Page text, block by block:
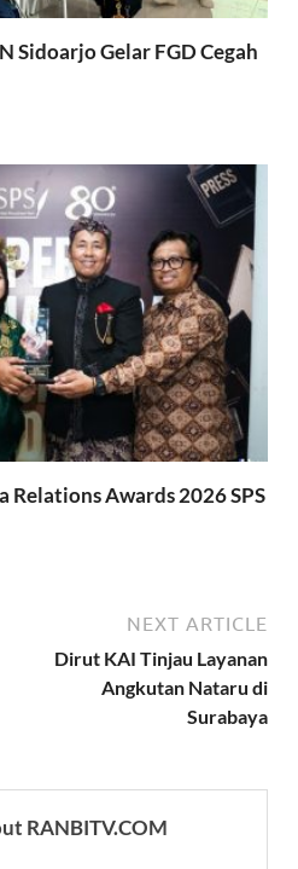
Sidoarjo Gelar FGD Cegah
Relations Awards 2026 SPS
NEXT ARTICLE
Dirut KAI Tinjau Layanan
Angkutan Nataru di
Surabaya
RANBITV.COM